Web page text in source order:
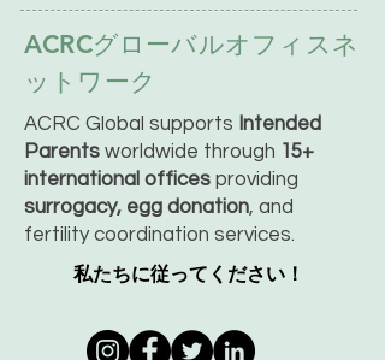
ACRCグローバルオフィスネ
ットワーク
ACRC Global supports Intended
Parents worldwide through 15+
international offices providing
surrogacy, egg donation, and
fertility coordination services.
私たちに従ってください！